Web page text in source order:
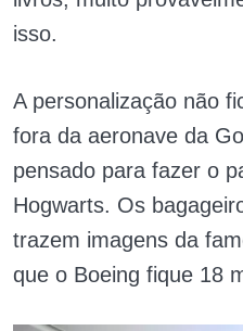
isso.
A personalização não
fora da aeronave da
pensado para fazer o
Hogwarts. Os
trazem imagens da
que o Boeing fique 18